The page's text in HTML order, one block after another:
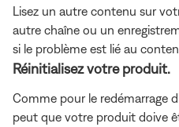
Lisez un autre contenu sur
autre chaîne ou un
si le problème est lié au
Réinitialisez votre produit.
Comme pour le redémarrage
peut que votre produit doive